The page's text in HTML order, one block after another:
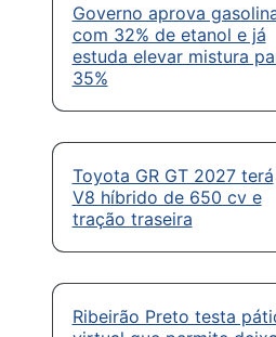
Governo aprova
com 32% de etanol e já
estuda elevar mistura
35%
Toyota GR GT 2027 terá
V8 híbrido de 650 cv e
tração traseira
Ribeirão Preto testa